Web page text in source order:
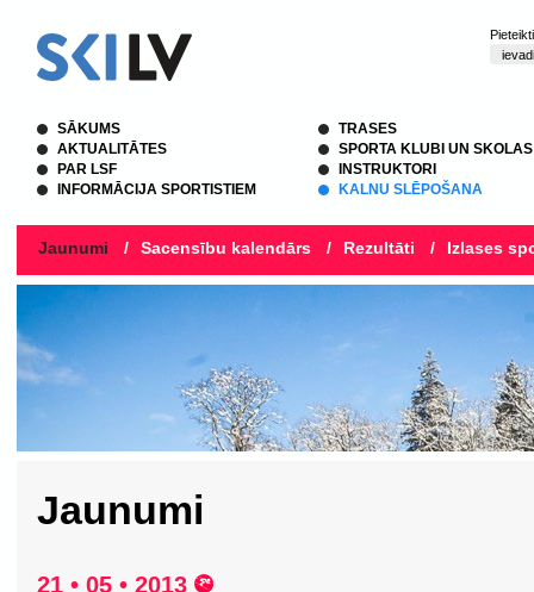
SĀKUMS
AKTUALITĀTES
PAR LSF
INFORMĀCIJA SPORTISTIEM
TRASES
SPORTA KLUBI UN SKOLAS
INSTRUKTORI
KALNU SLĒPOŠANA
Jaunumi / Sacensību kalendārs / Rezultāti / Izlases
Jaunumi
21 • 05 • 2013